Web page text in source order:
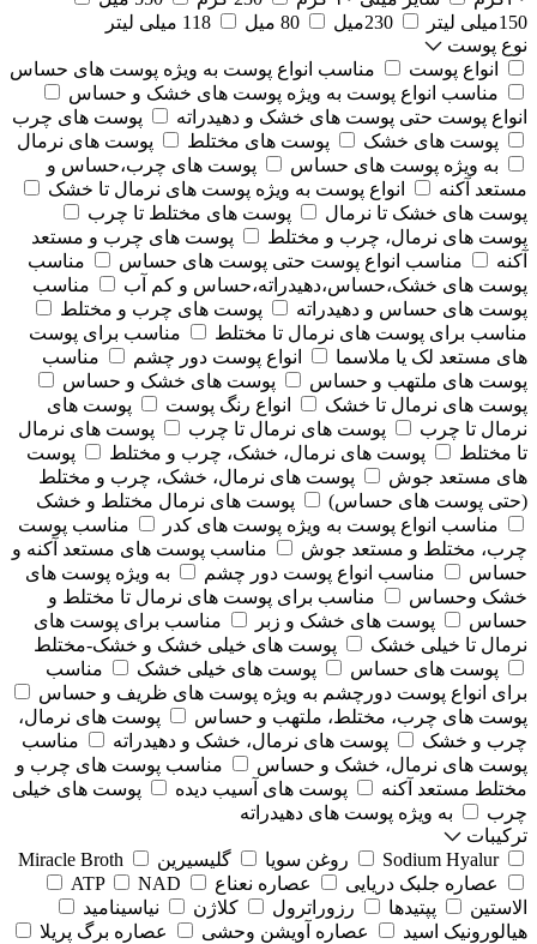
150میلی لیتر
230میل 80 میل
118 میلی لیتر
نوع پوست
انواع پوست
مناسب انواع پوست به ویژه پوست های حساس
مناسب انواع پوست به ویژه پوست های خشک و حساس
انواع پوست حتی پوست های خشک و دهیدراته
پوست های چرب
پوست های خشک
پوست های مختلط
پوست های نرمال
به ویژه پوست های حساس
پوست های چرب،حساس و
مستعد آکنه
انواع پوست به ویژه پوست های نرمال تا خشک
پوست های خشک تا نرمال
پوست های مختلط تا چرب
پوست های نرمال، چرب و مختلط
پوست های چرب و مستعد
آکنه
مناسب انواع پوست حتی پوست های حساس
مناسب
پوست های خشک،حساس،دهیدراته،حساس و کم آب
مناسب
پوست های حساس و دهیدراته
پوست های چرب و مختلط
مناسب برای پوست های نرمال تا مختلط
مناسب برای پوست
های مستعد لک یا ملاسما
انواع پوست دور چشم
مناسب
پوست های ملتهب و حساس
پوست های خشک و حساس
پوست های نرمال تا خشک
انواع رنگ پوست
پوست های
نرمال تا چرب
پوست های نرمال تا چرب
پوست های نرمال
تا مختلط
پوست های نرمال، خشک، چرب و مختلط
پوست
های مستعد جوش
پوست های نرمال، خشک، چرب و مختلط
(حتی پوست های حساس)
پوست های نرمال مختلط و خشک
مناسب انواع پوست به ویژه پوست های کدر
مناسب پوست
چرب، مختلط و مستعد جوش
مناسب پوست های مستعد آکنه و
حساس
مناسب انواع پوست دور چشم
به ویژه پوست های
خشک وحساس
مناسب برای پوست های نرمال تا مختلط و
حساس
پوست های خشک و زبر
مناسب برای پوست های
نرمال تا خیلی خشک
پوست های خیلی خشک و خشک-مختلط
پوست های حساس
پوست های خیلی خشک
مناسب
برای انواع پوست دورچشم به ویژه پوست های ظریف و حساس
پوست های چرب، مختلط، ملتهب و حساس
پوست های نرمال،
چرب و خشک
پوست های نرمال، خشک و دهیدراته
مناسب
پوست های نرمال، خشک و حساس
مناسب پوست های چرب و
مختلط مستعد آکنه
پوست های آسیب دیده
پوست های خیلی
چرب
به ویژه پوست های دهیدراته
ترکیبات
Sodium Hyalur
روغن سویا گلیسیرین
Miracle Broth
عصاره جلبک دریایی
عصاره نعناع ATP
NAD
الاستین
پپتیدها رزوراترول کلاژن
⁠نیاسینامید
هیالورونیک اسید
عصاره آویشن وحشی
عصاره برگ پریلا